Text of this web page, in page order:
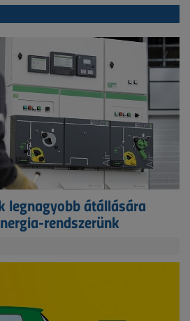
legnagyobb átállására
rendszerünk